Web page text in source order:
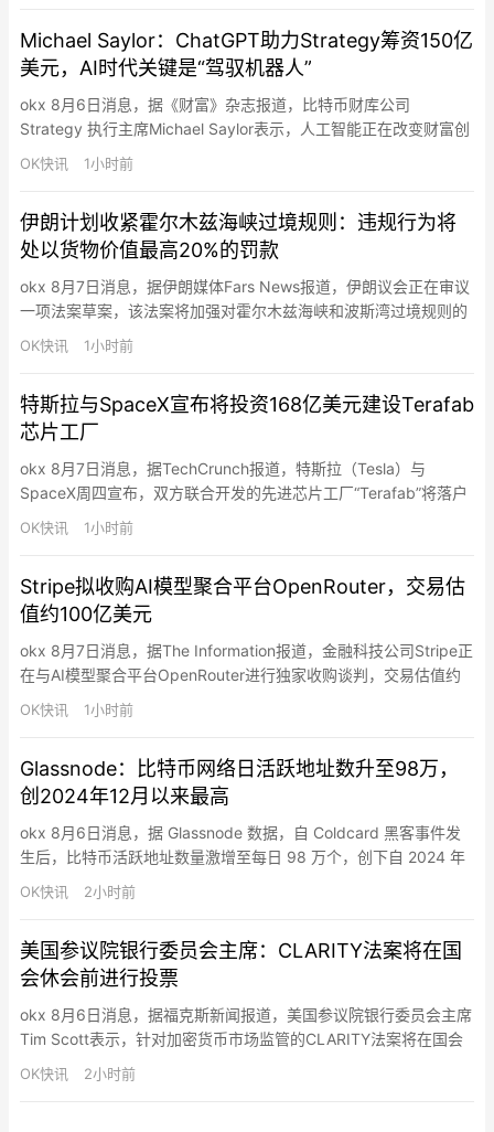
Michael Saylor：ChatGPT助力Strategy筹资150亿
美元，AI时代关键是“驾驭机器人”
okx 8月6日消息，据《财富》杂志报道，比特币财库公司
Strategy 执行主席Michael Saylor表示，人工智能正在改变财富创
造方式，企业和个人不应试图与机器竞争，而应利用AI放大自身能
力。Saylor在接受采访时称，他利用ChatGPT帮助Strategy设计基
筹集约150亿美元资金…
OK快讯 1小时前
伊朗计划收紧霍尔木兹海峡过境规则：违规行为将
处以货物价值最高20%的罚款
okx 8月7日消息，据伊朗媒体Fars News报道，伊朗议会正在审议
一项法案草案，该法案将加强对霍尔木兹海峡和波斯湾过境规则的
管控。主要建议包括：禁止与美国、以色列及其他敌对国家有关联
的船只通行 ；限制与以色列相关的军民货物运输 ；限制与针对“抵
开放通航；对违规行为处以货物价值最高达20%的罚款…
OK快讯 1小时前
特斯拉与SpaceX宣布将投资168亿美元建设Terafab
芯片工厂
okx 8月7日消息，据TechCrunch报道，特斯拉（Tesla）与
SpaceX周四宣布，双方联合开发的先进芯片工厂“Terafab”将落户
美国得州格莱姆斯县（Grimes County），位于休斯顿附近，项目
首期投资规模达168亿美元。SpaceX表示，该工厂计划建设超过1
最大的半导体制造设施…
OK快讯 1小时前
Stripe拟收购AI模型聚合平台OpenRouter，交易估
值约100亿美元
okx 8月7日消息，据The Information报道，金融科技公司Stripe正
在与AI模型聚合平台OpenRouter进行独家收购谈判，交易估值约
为100亿美元。知情人士透露，OpenRouter此前已收到多家大型科
技公司的收购兴趣，但目前Stripe已进入独家谈判阶段。相关交易
2023…
OK快讯 1小时前
Glassnode：比特币网络日活跃地址数升至98万，
创2024年12月以来最高
okx 8月6日消息，据 Glassnode 数据，自 Coldcard 黑客事件发
生后，比特币活跃地址数量激增至每日 98 万个，创下自 2024 年
12 月以来的最高纪录。这是由恐慌情绪驱动的链上活动。持有者将
资金转移到其他托管平台，反映的是出于安全考虑，而非市场信心
OK快讯 2小时前
美国参议院银行委员会主席：CLARITY法案将在国
会休会前进行投票
okx 8月6日消息，据福克斯新闻报道，美国参议院银行委员会主席
Tim Scott表示，针对加密货币市场监管的CLARITY法案将在国会
休会前迎来投票，“毫无疑问会进行表决”，他表示参议院可能会延
长工作时间，不仅限于未来两天，以推动相关立法取得进展。他
OK快讯 2小时前